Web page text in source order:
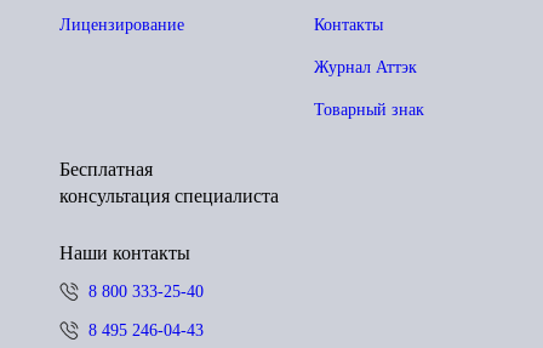
Контакты
Журнал Аттэк
Товарный знак
Лицензирование
Бесплатная
консультация специалиста
Наши контакты
8 800 333-25-40
8 495 246-04-43